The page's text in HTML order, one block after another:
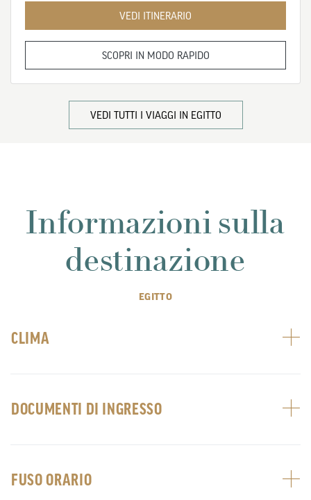
VEDI ITINERARIO
SCOPRI IN MODO RAPIDO
VEDI TUTTI I VIAGGI IN EGITTO
Informazioni sulla
destinazione
EGITTO
CLIMA
DOCUMENTI DI INGRESSO
FUSO ORARIO